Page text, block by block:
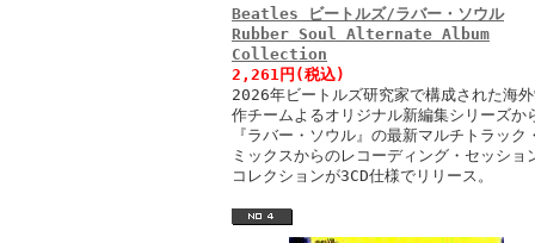
Beatles ビートルズ/ラバー・ソウル
Rubber Soul Alternate Album
Collection
2,261円(税込)
2026年ビートルズ研究家で構成された海外
作チームよるオリジナル新編集シリーズか
『ラバー・ソウル』の最新マルチトラック
ミックスからのレコーディング・セッショ
コレクションが3CD仕様でリリース。